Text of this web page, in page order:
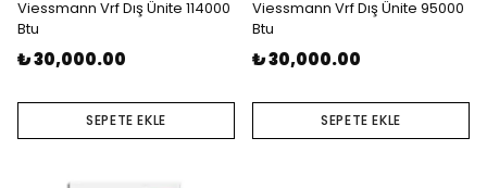
Viessmann Vrf Dış Ünite 114000
Btu
₺ 30,000.00
SEPETE EKLE
Viessmann Vrf Dış Ünite 95000
Btu
₺ 30,000.00
SEPETE EKLE